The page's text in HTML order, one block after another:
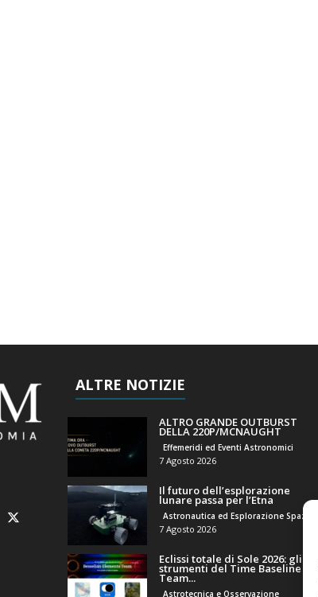
ALTRE NOTIZIE
ALTRO GRANDE OUTBURST
DELLA 220P/MCNAUGHT
Effemeridi ed Eventi Astronomici
7 Agosto 2026
Il futuro dell’esplorazione
lunare passa per l’Etna
7 Agosto 2026
Eclissi totale di Sole 2026: gli
strumenti del Time Baseline
Team...
Astrotecnica e Osservazione